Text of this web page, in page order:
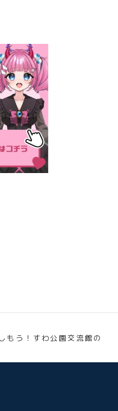
もう！すわ公園交流館の